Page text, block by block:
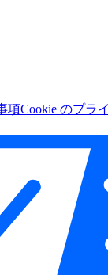
項Cookie のプラ